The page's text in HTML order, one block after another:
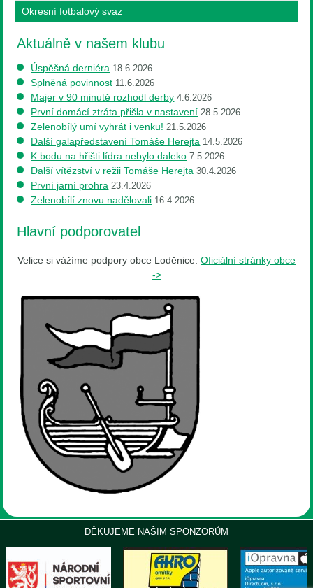
Okresní fotbalový svaz
Aktuálně v našem klubu
Úspěšná derniéra 18.6.2026
Splněná povinnost 11.6.2026
Majer v 90 minutě rozhodl derby 4.6.2026
První domácí ztráta přišla v nastavení 28.5.2026
Zelenobílý umí vyhrát i venku! 21.5.2026
Další galapředstavení Tomáše Herejta 14.5.2026
K bodu na hřišti lídra nebylo daleko 7.5.2026
Další vítězství v režii Tomáše Herejta 30.4.2026
První jarní prohra 23.4.2026
Zelenobílí znovu nadělovali 16.4.2026
Hlavní podporovatel
Velice si vážíme podpory obce Loděnice. Oficiální stránky obce
->
DĚKUJEME NAŠIM SPONZORŮM